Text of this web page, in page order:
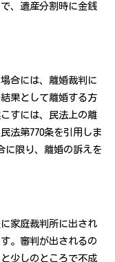
、遺産分割時に金銭
合には、離婚裁判に
果として離婚する方
すには、民法上の離
法第770条を引用しま
に限り、離婚の訴えを
家庭裁判所に出され
。審判が出されるの
少しのところで不成